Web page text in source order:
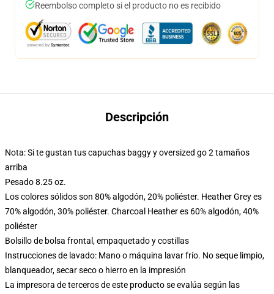
Reembolso completo si el producto no es recibido
Descripción
Nota: Si te gustan tus capuchas baggy y oversized go 2 tamaños
arriba
Pesado 8.25 oz.
Los colores sólidos son 80% algodón, 20% poliéster. Heather Grey es
70% algodón, 30% poliéster. Charcoal Heather es 60% algodón, 40%
poliéster
Bolsillo de bolsa frontal, empaquetado y costillas
Instrucciones de lavado: Mano o máquina lavar frío. No seque limpio,
blanqueador, secar seco o hierro en la impresión
La impresora de terceros de este producto se evalúa según las